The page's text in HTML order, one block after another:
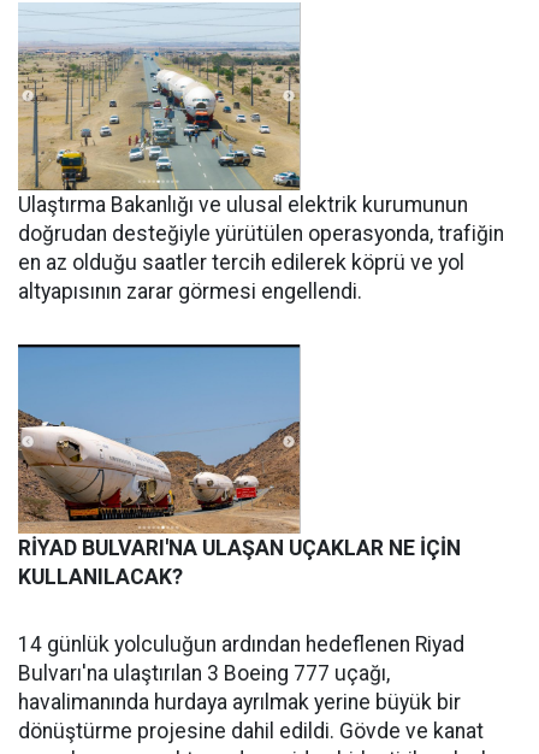
Ulaştırma Bakanlığı ve ulusal elektrik kurumunun
doğrudan desteğiyle yürütülen operasyonda, trafiğin
en az olduğu saatler tercih edilerek köprü ve yol
altyapısının zarar görmesi engellendi.
RİYAD BULVARI'NA ULAŞAN UÇAKLAR NE İÇİN
KULLANILACAK?
14 günlük yolculuğun ardından hedeflenen Riyad
Bulvarı'na ulaştırılan 3 Boeing 777 uçağı,
havalimanında hurdaya ayrılmak yerine büyük bir
dönüştürme projesine dahil edildi. Gövde ve kanat